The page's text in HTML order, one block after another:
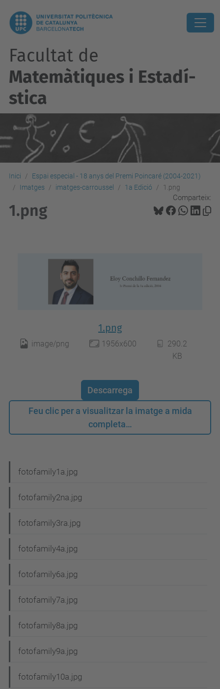
Facultat de
Matemàtiques i Estadí­
stica
Inici
Espai especial - 18 anys del Premi Poincaré (2004-2021)
Imatges
imatges-carroussel 1a Edició 1.png
Comparteix:
1.png
1.png
image/png 1956x600
290.2
KB
Descarrega
Feu clic per a visualitzar la imatge a mida
completa…
a
v
g
a
i
ó
fotofamily1a.jpg
fotofamily2na.jpg
fotofamily3ra.jpg
fotofamily4a.jpg
fotofamily6a.jpg
fotofamily7a.jpg
fotofamily8a.jpg
fotofamily9a.jpg
fotofamily10a.jpg